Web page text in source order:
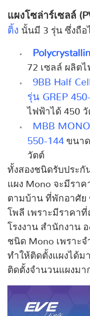
แผงโซล่าร์เซลล์
ติ้ง นั้นมี 3 รุ่น ซึ่งถื
72 เซลล์ ผลิต
9BB Half
รุ่น GREP
ไฟฟ้าได้ 450
MBB
550-144ขนาด
วัตต์
ทั้งสองชนิดรับประกั
แผง Mono จะมีราค
ตามบ้าน ที่พักอาศัย
โพลี เพราะมีราคา
โรงงาน สำนักงาน
ชนิด Mono เพราะ
ทำให้ติดตั้งแผงได้ม
ติดตั้งจำนวนแผงมา